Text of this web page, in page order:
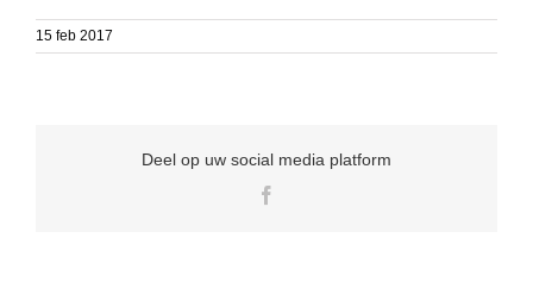
15 feb 2017
Deel op uw social media platform